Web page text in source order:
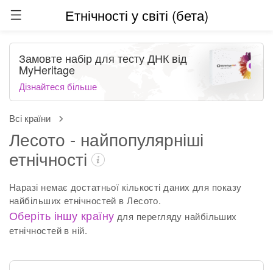
Етнічності у світі (бета)
Всі країни
Лесото - найпопулярніші
етнічності
Наразі немає достатньої кількості даних для показу
найбільших етнічностей в Лесото.
Оберіть іншу країну для перегляду найбільших
етнічностей в ній.
Замовте набір для тесту ДНК від
MyHeritage
Дізнайтеся більше